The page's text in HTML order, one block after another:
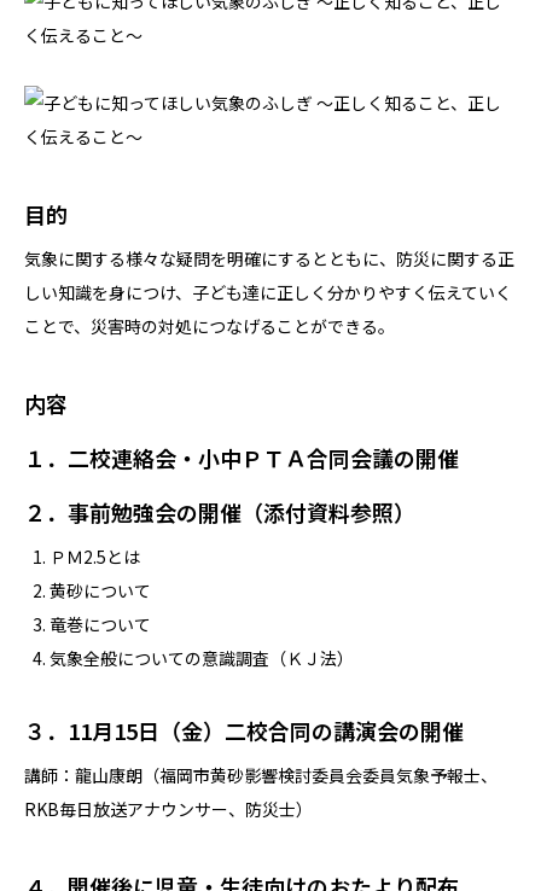
目的
気象に関する様々な疑問を明確にするとともに、防災に関する正
しい知識を身につけ、子ども達に正しく分かりやすく伝えていく
ことで、災害時の対処につなげることができる。
内容
１．二校連絡会・小中ＰＴＡ合同会議の開催
２．事前勉強会の開催（添付資料参照）
ＰＭ2.5とは
黄砂について
竜巻について
気象全般についての意識調査（ＫＪ法）
３．11月15日（金）二校合同の講演会の開催
講師：龍山康朗（福岡市黄砂影響検討委員会委員気象予報士、
RKB毎日放送アナウンサー、防災士）